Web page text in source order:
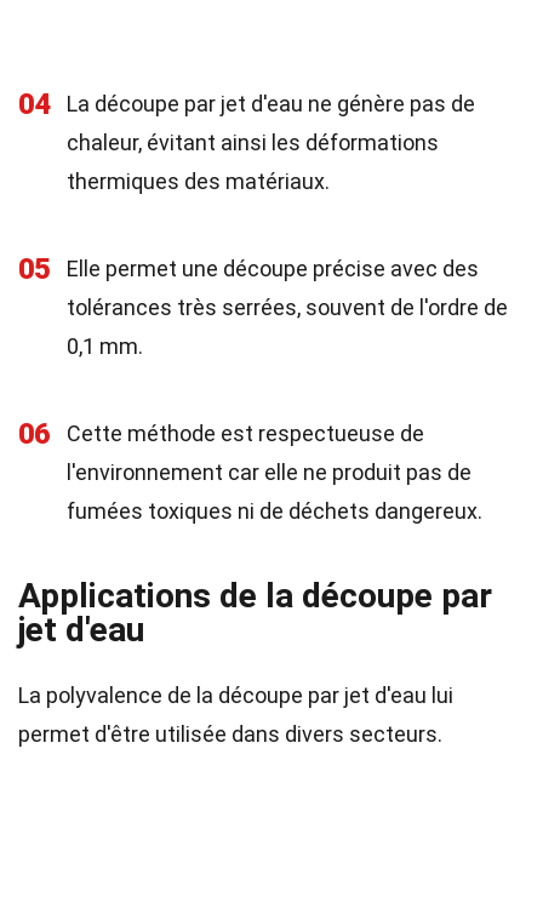
04
La découpe par jet d'eau ne génère pas de
chaleur, évitant ainsi les déformations
thermiques des matériaux.
05
Elle permet une découpe précise avec des
tolérances très serrées, souvent de l'ordre de
0,1 mm.
06
Cette méthode est respectueuse de
l'environnement car elle ne produit pas de
fumées toxiques ni de déchets dangereux.
Applications de la découpe par
jet d'eau
La polyvalence de la découpe par jet d'eau lui
permet d'être utilisée dans divers secteurs.